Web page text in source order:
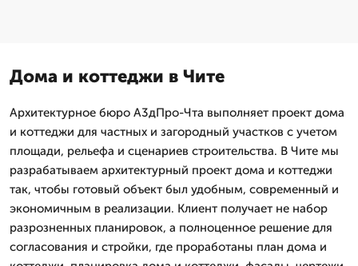
Дома и коттеджи в Чите
Архитектурное бюро А3дПро-Чта выполняет проект дома
и коттеджи для частных и загородный участков с учетом
площади, рельефа и сценариев строительства. В Чите мы
разрабатываем архитектурный проект дома и коттеджи
так, чтобы готовый объект был удобным, современный и
экономичным в реализации. Клиент получает не набор
разрозненных планировок, а полноценное решение для
согласования и стройки, где проработаны план дома и